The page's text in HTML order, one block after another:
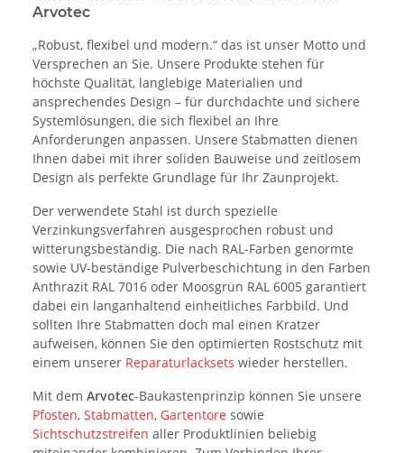
Arvotec
„Robust, flexibel und modern.“ das ist unser Motto und
Versprechen an Sie. Unsere Produkte stehen für
höchste Qualität, langlebige Materialien und
ansprechendes Design – für durchdachte und sichere
Systemlösungen, die sich flexibel an Ihre
Anforderungen anpassen. Unsere Stabmatten dienen
Ihnen dabei mit ihrer soliden Bauweise und zeitlosem
Design als perfekte Grundlage für Ihr Zaunprojekt.
Der verwendete Stahl ist durch spezielle
Verzinkungsverfahren ausgesprochen robust und
witterungsbeständig. Die nach RAL-Farben genormte
sowie UV-beständige Pulverbeschichtung in den Farben
Anthrazit RAL 7016 oder Moosgrün RAL 6005 garantiert
dabei ein langanhaltend einheitliches Farbbild. Und
sollten Ihre Stabmatten doch mal einen Kratzer
aufweisen, können Sie den optimierten Rostschutz mit
einem unserer Reparaturlacksets wieder herstellen.
Mit dem Arvotec-Baukastenprinzip können Sie unsere
Pfosten, Stabmatten, Gartentore sowie
Sichtschutzstreifen aller Produktlinien beliebig